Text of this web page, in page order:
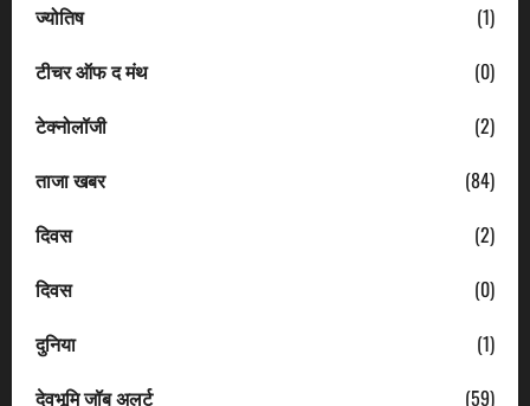
ज्योतिष
(1)
टीचर ऑफ द मंथ
(0)
टेक्नोलॉजी
(2)
ताजा खबर
(84)
दिवस
(2)
दिवस
(0)
दुनिया
(1)
देवभूमि जॉब अलर्ट
(59)